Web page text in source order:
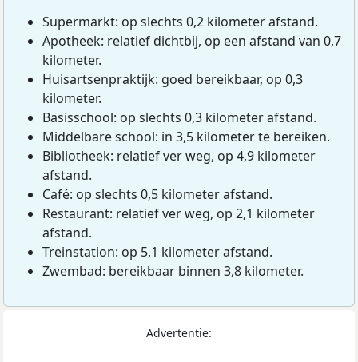
Supermarkt: op slechts 0,2 kilometer afstand.
Apotheek: relatief dichtbij, op een afstand van 0,7
kilometer.
Huisartsenpraktijk: goed bereikbaar, op 0,3
kilometer.
Basisschool: op slechts 0,3 kilometer afstand.
Middelbare school: in 3,5 kilometer te bereiken.
Bibliotheek: relatief ver weg, op 4,9 kilometer
afstand.
Café: op slechts 0,5 kilometer afstand.
Restaurant: relatief ver weg, op 2,1 kilometer
afstand.
Treinstation: op 5,1 kilometer afstand.
Zwembad: bereikbaar binnen 3,8 kilometer.
Advertentie: